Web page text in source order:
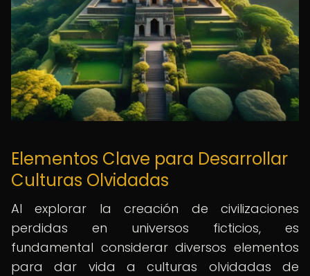
Elementos Clave para Desarrollar
Culturas Olvidadas
Al explorar la creación de civilizaciones
perdidas en universos ficticios, es
fundamental considerar diversos elementos
para dar vida a culturas olvidadas de